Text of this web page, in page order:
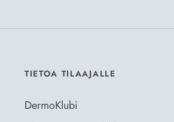
TIETOA TILAAJALLE
DermoKlubi